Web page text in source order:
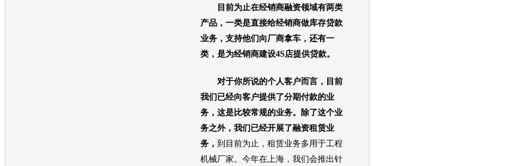
目前为止在经销商融资领域有两类
产品，一类是直接给经销商做库存贷款
业务，支持他们向厂商拿车，还有一
类，是为经销商建设4S店提供贷款。
对于你所说的个人客户而言，目前
我们已经向客户提供了分期付款的业
务，这是比较常规的业务。除了这个业
务之外，我们已经开展了融资租赁业
务， 到目前为止，租赁业务多用于工程
机械厂家。今年在上海，我们会推出针